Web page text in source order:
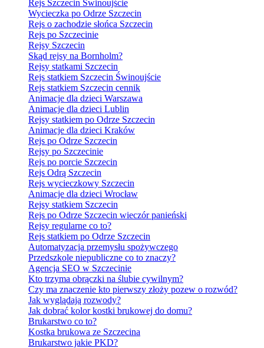
Rejs Szczecin Świnoujście
Wycieczka po Odrze Szczecin
Rejs o zachodzie słońca Szczecin
Rejs po Szczecinie
Rejsy Szczecin
Skąd rejsy na Bornholm?
Rejsy statkami Szczecin
Rejs statkiem Szczecin Świnoujście
Rejs statkiem Szczecin cennik
Animacje dla dzieci Warszawa
Animacje dla dzieci Lublin
Rejsy statkiem po Odrze Szczecin
Animacje dla dzieci Kraków
Rejs po Odrze Szczecin
Rejsy po Szczecinie
Rejs po porcie Szczecin
Rejs Odrą Szczecin
Rejs wycieczkowy Szczecin
Animacje dla dzieci Wrocław
Rejsy statkiem Szczecin
Rejs po Odrze Szczecin wieczór panieński
Rejsy regularne co to?
Rejs statkiem po Odrze Szczecin
Automatyzacja przemysłu spożywczego
Przedszkole niepubliczne co to znaczy?
Agencja SEO w Szczecinie
Kto trzyma obrączki na ślubie cywilnym?
Czy ma znaczenie kto pierwszy złoży pozew o rozwód?
Jak wyglądają rozwody?
Jak dobrać kolor kostki brukowej do domu?
Brukarstwo co to?
Kostka brukowa ze Szczecina
Brukarstwo jakie PKD?